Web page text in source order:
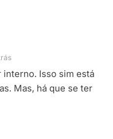
interno. Isso sim está
Mas, há que se ter